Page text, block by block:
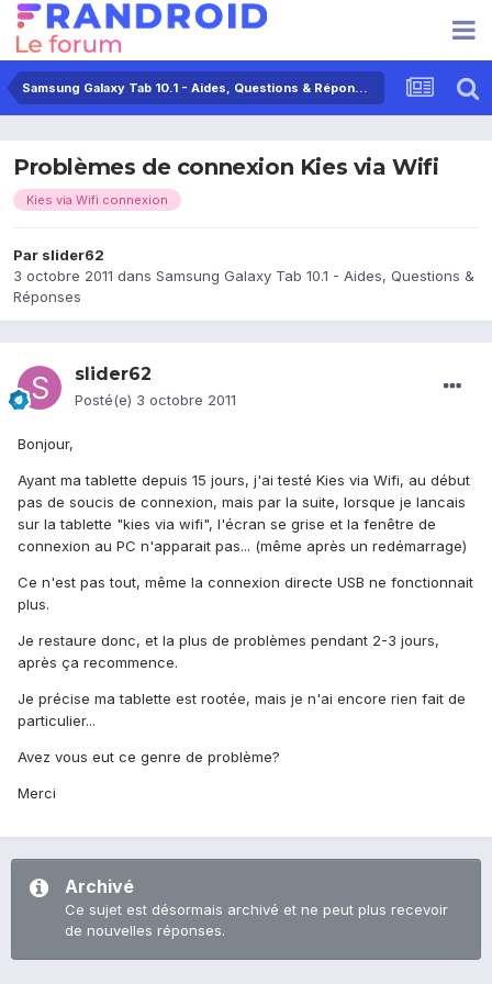
Samsung Galaxy Tab 10.1 - Aides, Questions & Réponses
Problèmes de connexion Kies via Wifi
Kies via Wifi connexion
Par slider62
3 octobre 2011 dans Samsung Galaxy Tab 10.1 - Aides, Questions &
Réponses
slider62
Posté(e) 3 octobre 2011
Bonjour,
Ayant ma tablette depuis 15 jours, j'ai testé Kies via Wifi, au début
pas de soucis de connexion, mais par la suite, lorsque je lancais
sur la tablette "kies via wifi", l'écran se grise et la fenêtre de
connexion au PC n'apparait pas... (même après un redémarrage)
Ce n'est pas tout, même la connexion directe USB ne fonctionnait
plus.
Je restaure donc, et la plus de problèmes pendant 2-3 jours,
après ça recommence.
Je précise ma tablette est rootée, mais je n'ai encore rien fait de
particulier...
Avez vous eut ce genre de problème?
Merci
Archivé
Ce sujet est désormais archivé et ne peut plus recevoir
de nouvelles réponses.